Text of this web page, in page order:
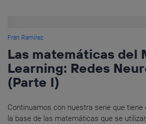
Fran Ramírez
Las matemáticas del
Learning: Redes
(Parte I)
Continuamos con nuestra serie que
la base de las matemáticas que se